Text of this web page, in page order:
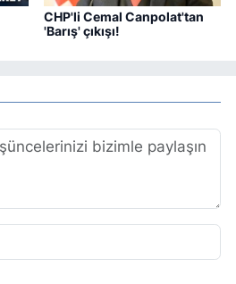
CHP'li Cemal Canpolat'tan
'Barış' çıkışı!